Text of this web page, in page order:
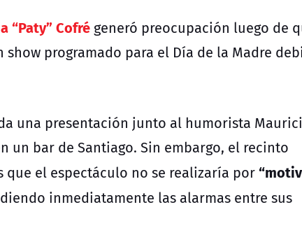
“Paty” Cofré generó preocupación luego de
programado para el Día de la Madre
una presentación junto al humorista
un bar de Santiago. Sin embargo, el recinto
que el espectáculo no se realizaría por
inmediatamente las alarmas entre sus